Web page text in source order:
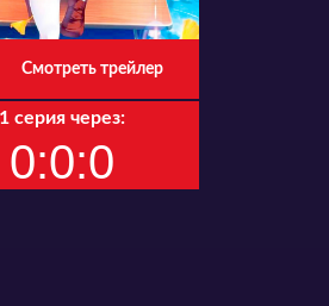
Смотреть трейлер
1 серия через:
0:0:0